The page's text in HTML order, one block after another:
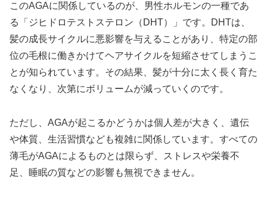
このAGAに関係しているのが、男性ホルモンの一種であ
る「ジヒドロテストステロン（DHT）」です。DHTは、
髪の成長サイクルに悪影響を与えることがあり、特定の部
位の毛根に働きかけてヘアサイクルを短縮させてしまうこ
とが知られています。その結果、髪が十分に太く長く育た
なくなり、次第にボリュームが減っていくのです。
ただし、AGAが起こるかどうかは個人差が大きく、遺伝
や体質、生活習慣なども複雑に関係しています。すべての
薄毛がAGAによるものとは限らず、ストレスや栄養不
足、睡眠の質などの影響も無視できません。